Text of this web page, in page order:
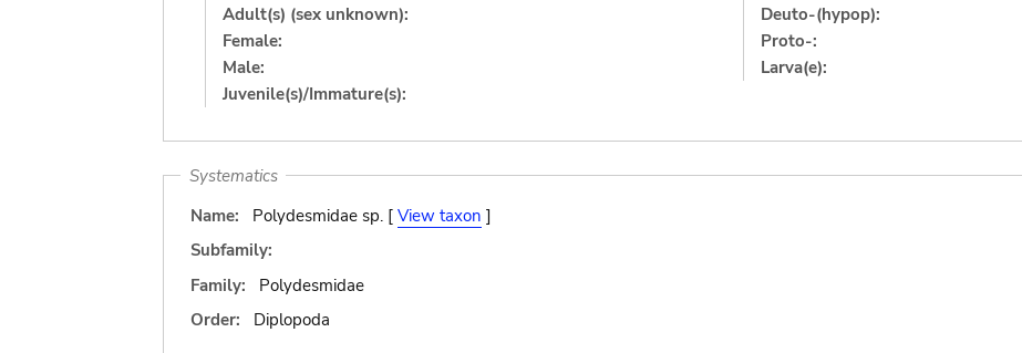
Adult(s) (sex unknown):
Female:
Male:
Juvenile(s)/Immature(s):
Deuto-(hypop):
Proto-:
Larva(e):
Systematics
Name:
Polydesmidae sp. [ View taxon ]
Subfamily:
Family:
Polydesmidae
Order:
Diplopoda